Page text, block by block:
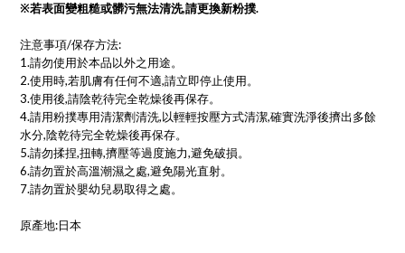
※若表面變粗糙或髒污無法清洗,請更換新粉撲.
注意事項/保存方法:
1.請勿使用於本品以外之用途。
2.使用時,若肌膚有任何不適,請立即停止使用。
3.使用後,請陰乾待完全乾燥後再保存。
4.請用粉撲專用清潔劑清洗,以輕輕按壓方式清潔,確實洗淨後擠出多餘
水分,陰乾待完全乾燥後再保存。
5.請勿揉捏,扭轉,擠壓等過度施力,避免破損。
6.請勿置於高溫潮濕之處,避免陽光直射。
7.請勿置於嬰幼兒易取得之處。
原產地:日本